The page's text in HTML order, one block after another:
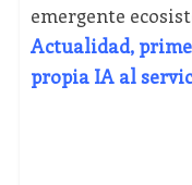
emergente
Actualidad,
propia IA al